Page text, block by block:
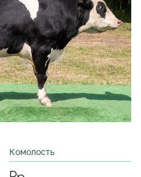
Комолость